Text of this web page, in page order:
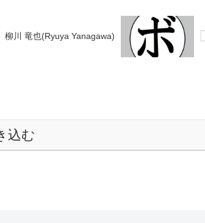
柳川 竜也(Ryuya Yanagawa)
込む